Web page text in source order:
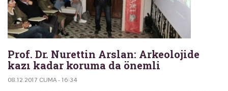
Prof. Dr. Nurettin Arslan: Arkeolojide
kazı kadar koruma da önemli
08.12.2017 CUMA - 16:34